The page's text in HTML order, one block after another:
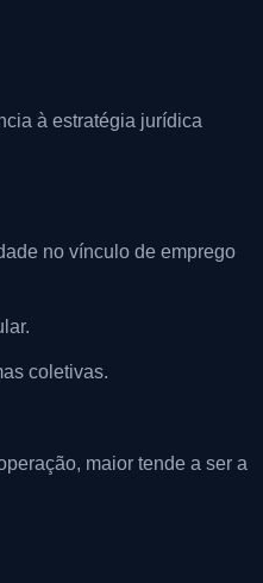
à estratégia jurídica
no vínculo de emprego
coletivas.
maior tende a ser a